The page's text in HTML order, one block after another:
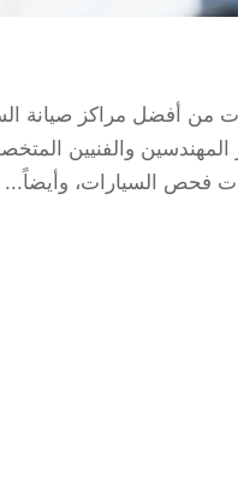
من أفضل مراكز صيانة
والفنيين
فحص السيارات، وأيضاً...